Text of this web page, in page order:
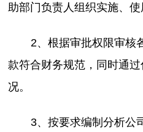
助部门负责人组织实施、使
2、根据审批权限审核
款符合财务规范，同时通
况。
3、按要求编制分析公